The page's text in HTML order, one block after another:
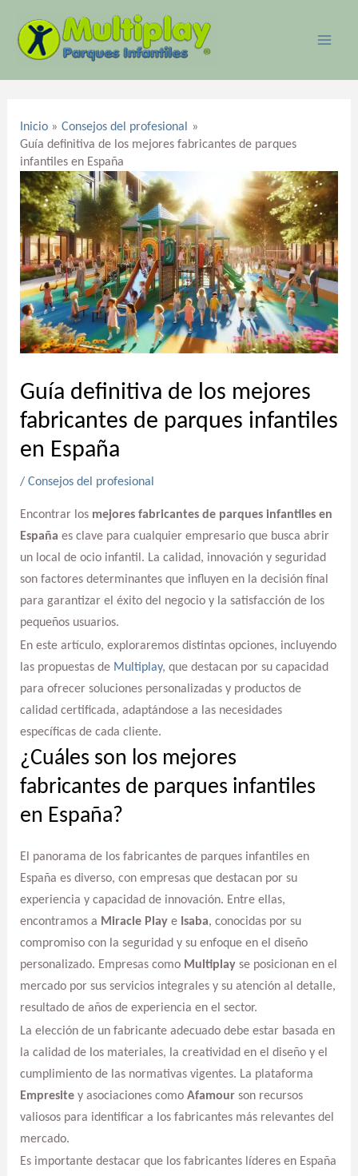
contenido
Inicio
Consejos del profesional
Guía definitiva de los mejores fabricantes de parques
infantiles en España
Guía definitiva de los mejores
fabricantes de parques infantiles
en España
/ Consejos del profesional
Encontrar los mejores fabricantes de parques infantiles en
España es clave para cualquier empresario que busca abrir
un local de ocio infantil. La calidad, innovación y seguridad
son factores determinantes que influyen en la decisión final
para garantizar el éxito del negocio y la satisfacción de los
pequeños usuarios.
En este artículo, exploraremos distintas opciones, incluyendo
las propuestas de Multiplay, que destacan por su capacidad
para ofrecer soluciones personalizadas y productos de
calidad certificada, adaptándose a las necesidades
específicas de cada cliente.
¿Cuáles son los mejores
fabricantes de parques infantiles
en España?
El panorama de los fabricantes de parques infantiles en
España es diverso, con empresas que destacan por su
experiencia y capacidad de innovación. Entre ellas,
encontramos a Miracle Playe Isaba, conocidas por su
compromiso con la seguridad y su enfoque en el diseño
personalizado. Empresas como Multiplayse posicionan en el
mercado por sus servicios integrales y su atención al detalle,
resultado de años de experiencia en el sector.
La elección de un fabricante adecuado debe estar basada en
la calidad de los materiales, la creatividad en el diseño y el
cumplimiento de las normativas vigentes. La plataforma
Empresitey asociaciones como Afamourson recursos
valiosos para identificar a los fabricantes más relevantes del
mercado.
Es importante destacar que los fabricantes líderes en España
entradas